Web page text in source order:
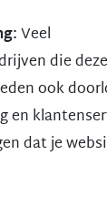
Veel
die
ook
en
dat je